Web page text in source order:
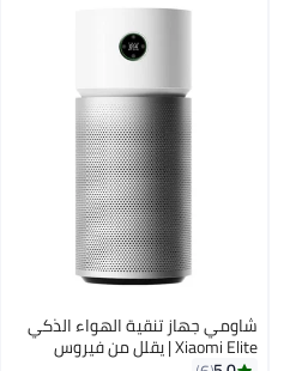
شاومي جهاز تنقية الهواء الذكي
Xiaomi Elite | يقلل من فيروس